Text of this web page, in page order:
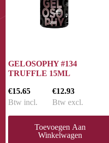
GELOSOPHY #134
TRUFFLE 15ML
€15.65
Btw incl.
€12.93
Btw excl.
Toevoegen Aan
Winkelwagen